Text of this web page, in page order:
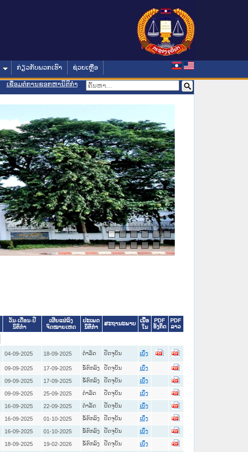
ກ່ຽວກັບພວກເຮົາ ຊ່ວຍເຫຼືອ
ເຊື່ອມຕໍ່ການຊອກຫານິຕິກຳ
ວັນ-ເດືອນ-ປີ
ນິຕິກໍາ
ເຜີຍແຜ່ລົງ
ຈົດໝາຍເຫດ
ປະເພດ
ນິຕິກໍາ
ສະຖານະພາບ
ເນື້ອ
ໃນ
PDF
ອັງກິດ
PDF
ລາວ
04-09-2025 18-09-2025 ດໍາລັດ ປັດຈຸບັນ ເບິ່ງ
09-09-2025 17-09-2025 ຂໍ້ຕົກລົງ ປັດຈຸບັນ ເບິ່ງ
09-09-2025 17-09-2025 ຂໍ້ຕົກລົງ ປັດຈຸບັນ ເບິ່ງ
09-09-2025 25-09-2025 ດໍາລັດ ປັດຈຸບັນ ເບິ່ງ
16-09-2025 22-09-2025 ດໍາລັດ ປັດຈຸບັນ ເບິ່ງ
16-09-2025 01-10-2025 ຂໍ້ຕົກລົງ ປັດຈຸບັນ ເບິ່ງ
16-09-2025 01-10-2025 ຂໍ້ຕົກລົງ ປັດຈຸບັນ ເບິ່ງ
18-09-2025 19-02-2026 ຂໍ້ຕົກລົງ ປັດຈຸບັນ ເບິ່ງ